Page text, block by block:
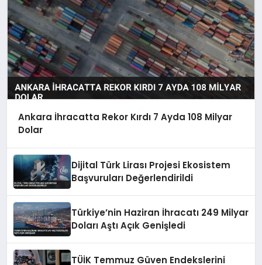
Ankara İhracatta Rekor Kırdı 7 Ayda 108 Milyar
Dolar
Dijital Türk Lirası Projesi Ekosistem
Başvuruları Değerlendirildi
Türkiye’nin Haziran İhracatı 249 Milyar
Doları Aştı Açık Genişledi
TÜİK Temmuz Güven Endekslerini